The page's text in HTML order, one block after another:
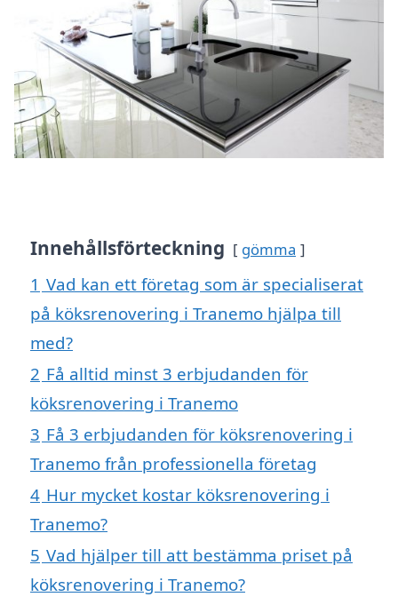
Innehållsförteckning gömma
1 Vad kan ett företag som är specialiserat
på köksrenovering i Tranemo hjälpa till
med?
2 Få alltid minst 3 erbjudanden för
köksrenovering i Tranemo
3 Få 3 erbjudanden för köksrenovering i
Tranemo från professionella företag
4 Hur mycket kostar köksrenovering i
Tranemo?
5 Vad hjälper till att bestämma priset på
köksrenovering i Tranemo?